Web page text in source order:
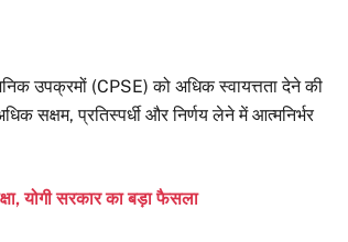
उपक्रमों (CPSE) को अधिक स्वायत्तता देने की
सक्षम, प्रतिस्पर्धी और निर्णय लेने में आत्मनिर्भर
योगी सरकार का बड़ा फैसला